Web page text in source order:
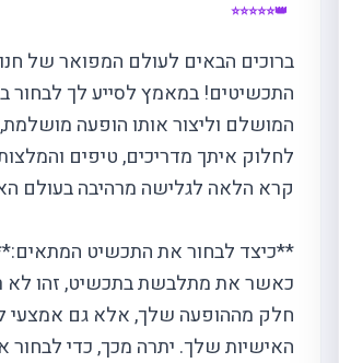
👑⭐⭐⭐⭐⭐
ברוכים הבאים לעולם המפואר של
התכשיטים! במאמץ לסייע לך לבחור
המושלם וליצור אותו הופעה
לחלוק איתך מדריכים, טיפים
קרא הלאה לגלישה מרהיבה בעולם
**כיצד לבחור את התכשיט
כאשר את מתלבשת בתכשיט, זהו לא
חלק מההופעה שלך, אלא גם אמצעי
האישיות שלך. יתרה מכך, כדי